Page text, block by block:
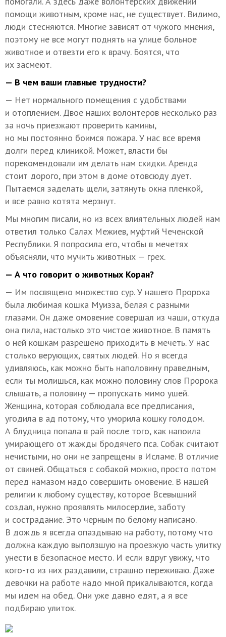
помощи животным, кроме нас, не существует. Видимо,
люди стесняются. Многие зависят от чужого мнения,
поэтому не все могут поднять на улице больное
животное и отвезти его к врачу. Боятся, что
их засмеют.
— В чем ваши главные трудности?
— Нет нормального помещения с удобствами
и отоплением. Двое наших волонтеров несколько раз
за ночь приезжают проверить камины,
но мы постоянно боимся пожара. У нас все время
долги перед клиникой. Может, власти бы
порекомендовали им делать нам скидки. Аренда
стоит дорого, при этом в доме отовсюду дует.
Пытаемся заделать щели, затянуть окна пленкой,
и все равно котята мерзнут.
Мы многим писали, но из всех влиятельных людей нам
ответил только Салах Межиев, муфтий Чеченской
Республики. Я попросила его, чтобы в мечетях
объясняли, что мучить животных — грех.
— А что говорит о животных Коран?
— Им посвящено множество сур. У нашего Пророка
была любимая кошка Муизза, белая с разными
глазами. Он даже омовение совершал из чаши, откуда
она пила, настолько это чистое животное. В память
о ней кошкам разрешено приходить в мечеть. У нас
столько верующих, святых людей. Но я всегда
удивляюсь, как можно быть наполовину праведным,
если ты молишься, как можно половину слов Пророка
слышать, а половину — пропускать мимо ушей.
Женщина, которая соблюдала все предписания,
угодила в ад потому, что уморила кошку голодом.
А блудница попала в рай после того, как напоила
умирающего от жажды бродячего пса. Собак считают
нечистыми, но они не запрещены в Исламе. В отличие
от свиней. Общаться с собакой можно, просто потом
перед намазом надо совершить омовение. В нашей
религии к любому существу, которое Всевышний
создал, нужно проявлять милосердие, заботу
и сострадание. Это черным по белому написано.
В дождь я всегда опаздываю на работу, потому что
должна каждую выползшую на проезжую часть улитку
унести в безопасное место. И если вдруг увижу, что
кого-то из них раздавили, страшно переживаю. Даже
девочки на работе надо мной прикалываются, когда
мы идем на обед. Они уже давно едят, а я все
подбираю улиток.